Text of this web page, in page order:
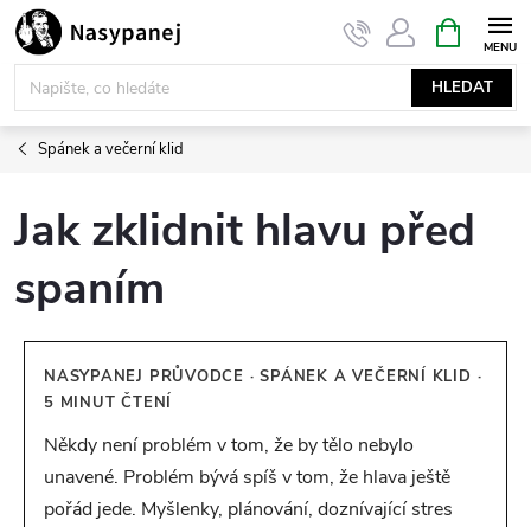
Přejít
na
obsah
HLEDAT
NÁKUPNÍ
KOŠÍK
Spánek a večerní klid
Jak zklidnit hlavu před
spaním
NASYPANEJ PRŮVODCE · SPÁNEK A VEČERNÍ KLID ·
5 MINUT ČTENÍ
Někdy není problém v tom, že by tělo nebylo
unavené. Problém bývá spíš v tom, že hlava ještě
pořád jede. Myšlenky, plánování, doznívající stres